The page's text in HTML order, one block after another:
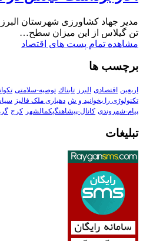
تن گیلاس از این میزان سطح…
مشاهده تمام پست های اقتصاد
برچسب ها
اربعین اقتصادی البرز تابناك توصیه-سلامتی
تکنولوڑی را بخوانید و ش دهیاری ملک فالیز
پیام-شهروندی کانال-پیشاهنگیکمالشهر کرج
تبلیغات